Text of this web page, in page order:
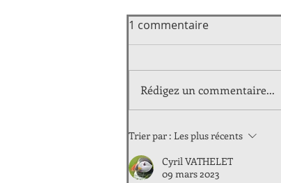
1 commentaire
Rédigez un commentaire...
Trier par : Les plus récents
Cyril VATHELET
09 mars 2023